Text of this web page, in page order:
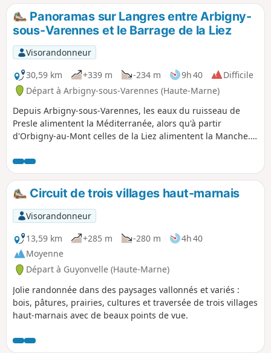
o
n
a
m
p
o
i
Panoramas sur Langres entre Arbigny-
sous-Varennes et le Barrage de la Liez
Visorandonneur
30,59 km
+339 m -234 m 9h 40
Difficile
Départ à Arbigny-sous-Varennes (Haute-Marne)
Depuis Arbigny-sous-Varennes, les eaux du ruisseau de
Presle alimentent la Méditerranée, alors qu'à partir
d'Orbigny-au-Mont celles de la Liez alimentent la Manche.
Circuit de trois villages haut-marnais
Visorandonneur
13,59 km
+285 m -280 m
4h 40
Moyenne
Départ à Guyonvelle (Haute-Marne)
Jolie randonnée dans des paysages vallonnés et variés :
bois, pâtures, prairies, cultures et traversée de trois villages
haut-marnais avec de beaux points de vue.